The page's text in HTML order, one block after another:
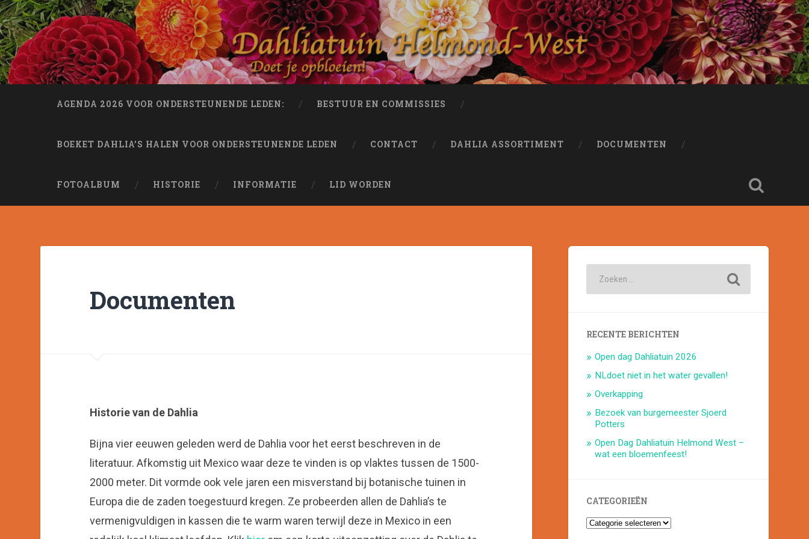
Naar
de
inhoud
springen
Zoeken Dahliatuin Helmond-West
Doet je opbloeien
AGENDA 2026 VOOR ONDERSTEUNENDE LEDEN: BESTUUR EN COMMISSIES
BOEKET DAHLIA’S HALEN VOOR ONDERSTEUNENDE LEDEN CONTACT DAHLIA ASSORTIMENT DOCUMENTEN
FOTOALBUM HISTORIE INFORMATIE LID WORDEN
Documenten
Historie van de Dahlia
Bijna vier eeuwen geleden werd de Dahlia voor het eerst beschreven in de
literatuur. Afkomstig uit Mexico waar deze te vinden is op vlaktes tussen de 1500-
2000 meter. Dit vormde ook vele jaren een misverstand bij botanische tuinen in
Europa die de zaden toegestuurd kregen. Ze probeerden allen de Dahlia’s te
vermenigvuldigen in kassen die te warm waren terwijl deze in Mexico in een
RECENTE BERICHTEN
Open dag Dahliatuin 2026
NLdoet niet in het water gevallen!
Overkapping
Bezoek van burgemeester Sjoerd
Potters
Open Dag Dahliatuin Helmond West –
wat een bloemenfeest!
CATEGORIEËN
Categorieën